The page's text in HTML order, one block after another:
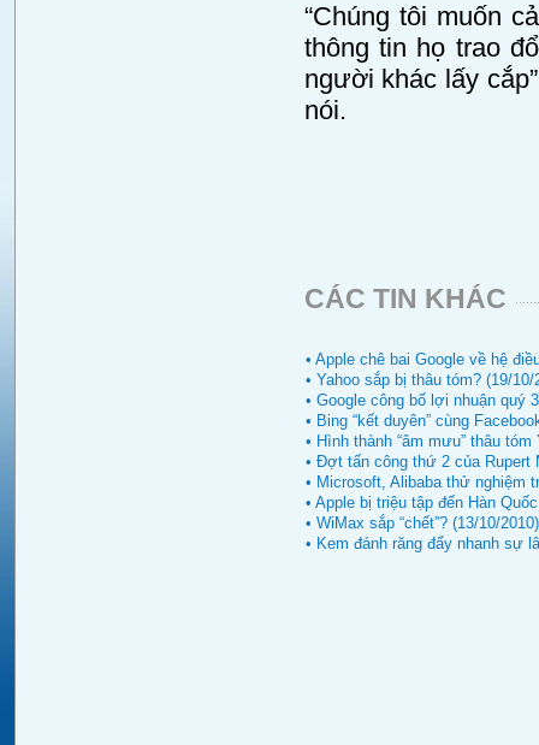
“Chúng tôi muốn
thông tin họ trao
người khác lấy
nói.
CÁC TIN KHÁC
• Apple chê bai Google về hệ
• Yahoo sắp bị thâu tóm? (19/10/
• Google công bố lợi nhuận quý
• Bing “kết duyên” cùng
• Hình thành “âm mưu” thâu tóm
• Đợt tấn công thứ 2 của Rupert
• Microsoft, Alibaba thử nghiệm
• Apple bị triệu tập đến Hàn
• WiMax sắp “chết”? (13/10/2010)
• Kem đánh răng đẩy nhanh sự